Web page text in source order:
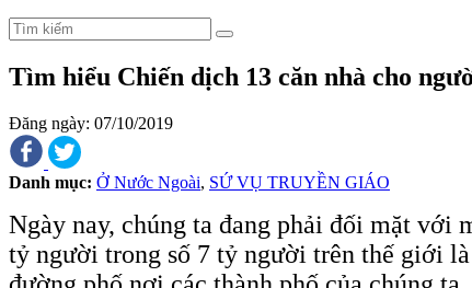
Tìm hiểu Chiến dịch 13 căn nhà cho
Đăng ngày: 07/10/2019
Danh mục: Ở Nước Ngoài, SỨ VỤ TRUYỀN GIÁO
Ngày nay, chúng ta đang phải đối mặt với
tỷ người trong số 7 tỷ người trên thế giới